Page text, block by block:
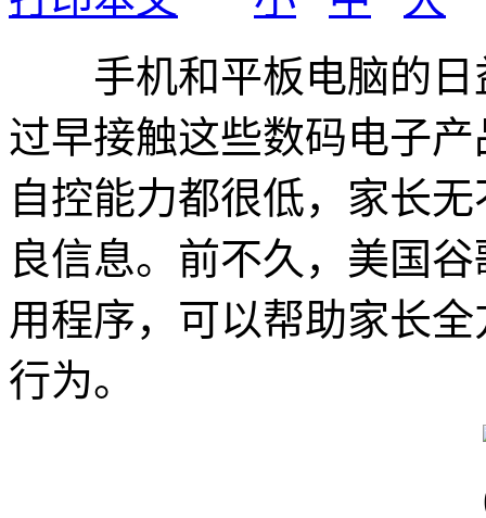
手机和平板电脑的日
过早接触这些数码电子
自控能力都很低，家长
良信息。前不久，美国
用程序，可以帮助家长
行为。